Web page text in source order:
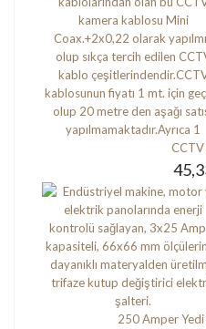
250 Amper